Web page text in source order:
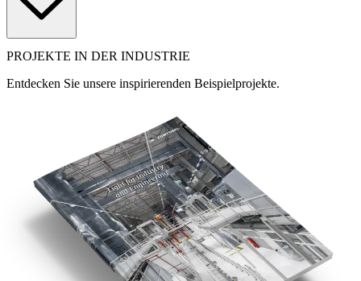
PROJEKTE IN DER INDUSTRIE
Entdecken Sie unsere inspirierenden Beispielprojekte.